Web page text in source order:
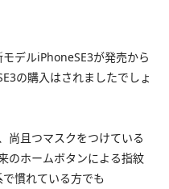
デルiPhoneSE3が発売から
の購入はされましたでしょ
尚且つマスクをつけている
のホームボタンによる指紋
慣れている方でも